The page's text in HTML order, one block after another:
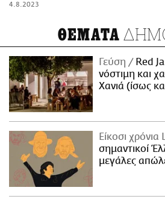
4.8.2023
ΘΕΜΑΤΑ
Γεύση
Red
νόστιμη και
Χανιά (ίσως
Είκοσι χρόνια
σημαντικοί
μεγάλες